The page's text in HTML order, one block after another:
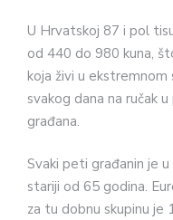
U Hrvatskoj 87 i pol
od 440 do 980 kuna,
koja živi u
svakog dana na ručak
građana.
Svaki peti građanin je
stariji od 65 godi­na.
za tu dobnu skupinu je